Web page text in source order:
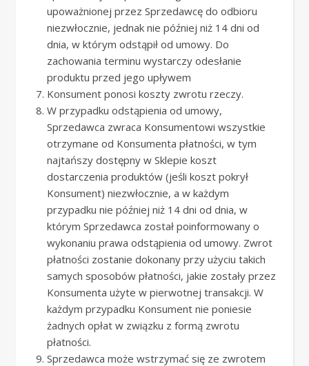
upoważnionej przez Sprzedawcę do odbioru
niezwłocznie, jednak nie później niż 14 dni od
dnia, w którym odstąpił od umowy. Do
zachowania terminu wystarczy odesłanie
produktu przed jego upływem
Konsument ponosi koszty zwrotu rzeczy.
W przypadku odstąpienia od umowy,
Sprzedawca zwraca Konsumentowi wszystkie
otrzymane od Konsumenta płatności, w tym
najtańszy dostępny w Sklepie koszt
dostarczenia produktów (jeśli koszt pokrył
Konsument) niezwłocznie, a w każdym
przypadku nie później niż 14 dni od dnia, w
którym Sprzedawca został poinformowany o
wykonaniu prawa odstąpienia od umowy. Zwrot
płatności zostanie dokonany przy użyciu takich
samych sposobów płatności, jakie zostały przez
Konsumenta użyte w pierwotnej transakcji. W
każdym przypadku Konsument nie poniesie
żadnych opłat w związku z formą zwrotu
płatności.
Sprzedawca może wstrzymać się ze zwrotem